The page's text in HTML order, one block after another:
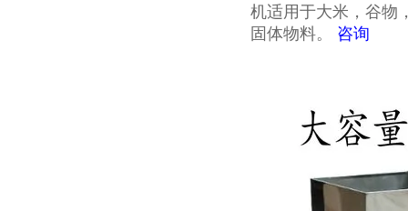
机适用于大米，谷物
固体物料。 咨询